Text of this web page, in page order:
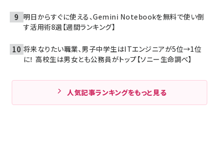
明日からすぐに使える、Gemini Notebookを無料で使い倒
す活用術8選【週間ランキング】
将来なりたい職業、男子中学生はITエンジニアが5位→1位
に！ 高校生は男女とも公務員がトップ【ソニー生命調べ】
人気記事ランキングをもっと見る